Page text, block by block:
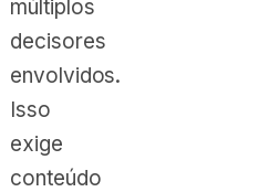
múltiplos
decisores
envolvidos.
Isso
exige
conteúdo